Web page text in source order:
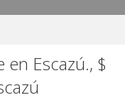
Escazú., $